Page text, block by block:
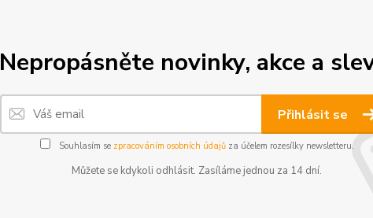
Nepropásněte novinky, akce a
Přihlásit se
Souhlasím se zpracováním osobních údajůza účelem rozesílky newsletteru.
Můžete se kdykoli odhlásit. Zasíláme jednou za 14 dní.